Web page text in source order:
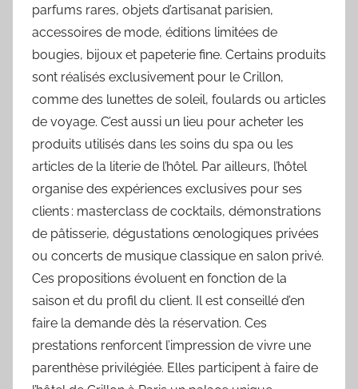
parfums rares, objets d’artisanat parisien,
accessoires de mode, éditions limitées de
bougies, bijoux et papeterie fine. Certains produits
sont réalisés exclusivement pour le Crillon,
comme des lunettes de soleil, foulards ou articles
de voyage. C’est aussi un lieu pour acheter les
produits utilisés dans les soins du spa ou les
articles de la literie de l’hôtel. Par ailleurs, l’hôtel
organise des expériences exclusives pour ses
clients : masterclass de cocktails, démonstrations
de pâtisserie, dégustations œnologiques privées
ou concerts de musique classique en salon privé.
Ces propositions évoluent en fonction de la
saison et du profil du client. Il est conseillé d’en
faire la demande dès la réservation. Ces
prestations renforcent l’impression de vivre une
parenthèse privilégiée. Elles participent à faire de